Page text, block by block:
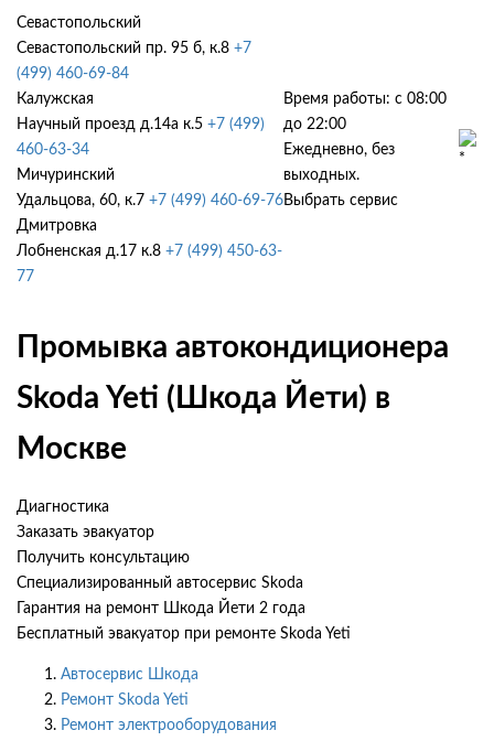
Севастопольский
Севастопольский пр. 95 б, к.8 +7
(499) 460-69-84
Калужская
Научный проезд д.14а к.5 +7 (499)
460-63-34
Мичуринский
Удальцова, 60, к.7 +7 (499) 460-69-76
Дмитровка
Лобненская д.17 к.8 +7 (499) 450-63-
77
Время работы: с 08:00
до 22:00
Ежедневно, без
выходных.
Выбрать сервис
Промывка автокондиционера
Skoda Yeti (Шкода Йети) в
Москве
Диагностика
Заказать эвакуатор
Получить консультацию
Специализированный автосервис Skoda
Гарантия на ремонт Шкода Йети 2 года
Бесплатный эвакуатор при ремонте Skoda Yeti
Автосервис Шкода
Ремонт Skoda Yeti
Ремонт электрооборудования